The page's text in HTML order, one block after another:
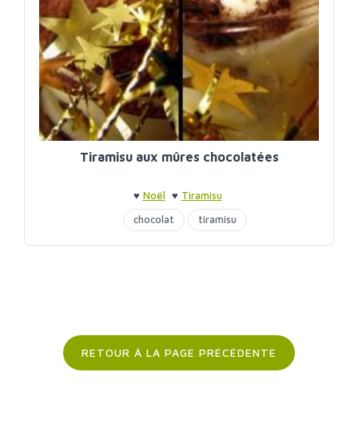
Tiramisu aux mûres chocolatées
♥ Noël♥ Tiramisu
chocolat
tiramisu
RETOUR À LA PAGE PRÉCÉDENTE